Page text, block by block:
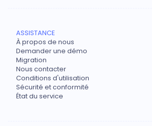
ASSISTANCE
À propos de nous
Demander une démo
Migration
Nous contacter
Conditions d'utilisation
Sécurité et conformité
État du service